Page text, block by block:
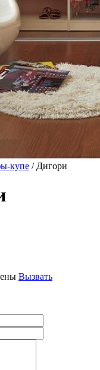
купе / Дигори
Вызвать